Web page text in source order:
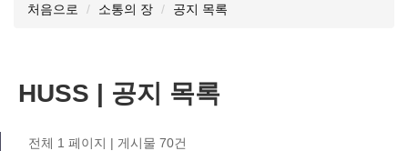
처음으로 소통의 장 공지 목록
HUSS | 공지 목록
전체 1 페이지 | 게시물 70건